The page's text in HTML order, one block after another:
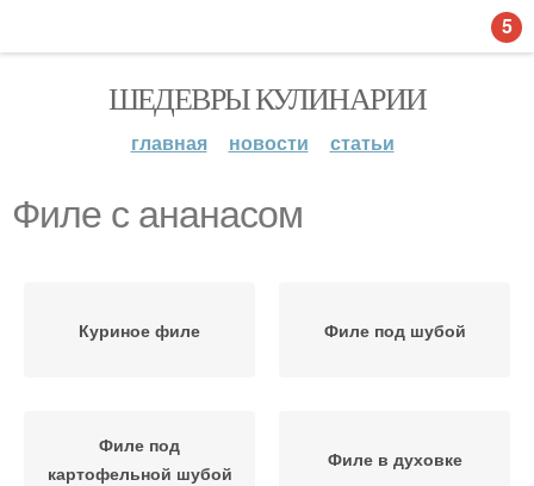
ШЕДЕВРЫ КУЛИНАРИИ
главная новости статьи
Филе с ананасом
Куриное филе Филе под шубой
Филе под
картофельной шубой
Филе в духовке
5